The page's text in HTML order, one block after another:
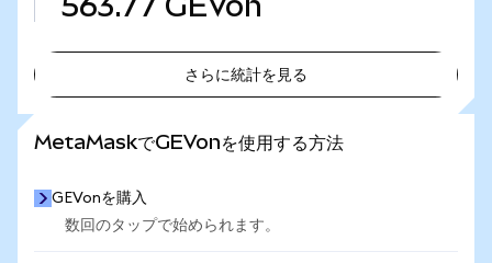
さらに統計を見る
MetaMaskでGEVonを使用する方法
GEVonを購入
数回のタップで始められます。